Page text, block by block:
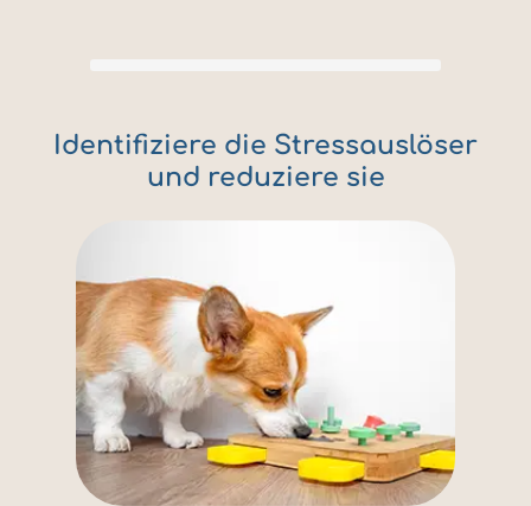
Identifiziere die Stressauslöser
und reduziere sie